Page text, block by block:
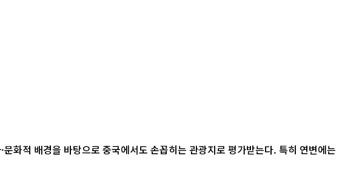
화적 배경을 바탕으로 중국에서도 손꼽히는 관광지로 평가받는다. 특히 연변에는